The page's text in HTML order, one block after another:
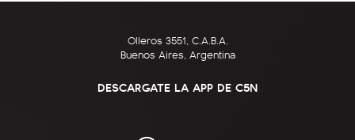
Olleros 3551, C.A.B.A.
Buenos Aires, Argentina
DESCARGATE LA APP DE C5N